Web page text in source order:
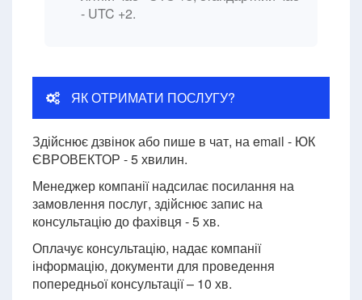
- UTC +2.
ЯК ОТРИМАТИ ПОСЛУГУ?
Здійснює дзвінок або пише в чат, на email - ЮК
ЄВРОВЕКТОР - 5 хвилин.
Менеджер компанії надсилає посилання на
замовлення послуг, здійснює запис на
консультацію до фахівця - 5 хв.
Оплачує консультацію, надає компанії
інформацію, документи для проведення
попередньої консультації – 10 хв.